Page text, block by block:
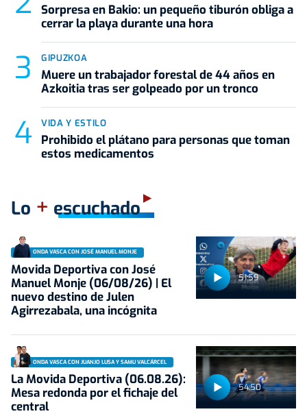
Sorpresa en Bakio: un pequeño tiburón obliga a
cerrar la playa durante una hora
GIPUZKOA
Muere un trabajador forestal de 44 años en
Azkoitia tras ser golpeado por un tronco
VIDA Y ESTILO
Prohibido el plátano para personas que toman
estos medicamentos
Lo + escuchado
51:59
ONDA VASCA CON JOSÉ MANUEL MONJE
Movida Deportiva con José
Manuel Monje (06/08/26) | El
nuevo destino de Julen
Agirrezabala, una incógnita
54:50
ONDA VASCA CON JUANJO LUSA Y SAMU VALCÁRCEL
La Movida Deportiva (06.08.26):
Mesa redonda por el fichaje del
central